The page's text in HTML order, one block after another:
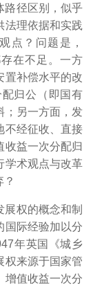
路径区别，似乎
法理依据和实践
点？问题是，
在不足。一方
置补偿水平的改
归公（即国有
；另一方面，发
不经征收、直接
收益一次分配归
学术观点与改革
权的概念和制
国际经验加以分
年英国《城乡
权来源于国家管
增值收益一次分